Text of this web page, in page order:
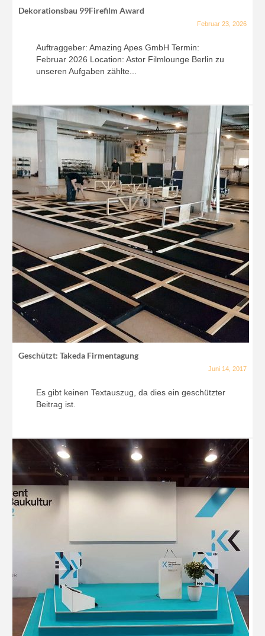
Dekorationsbau 99Firefilm Award
Februar 23, 2026
Auftraggeber: Amazing Apes GmbH Termin:
Februar 2026 Location: Astor Filmlounge Berlin zu
unseren Aufgaben zählte...
Geschützt: Takeda Firmentagung
Juni 14, 2017
Es gibt keinen Textauszug, da dies ein geschützter
Beitrag ist.